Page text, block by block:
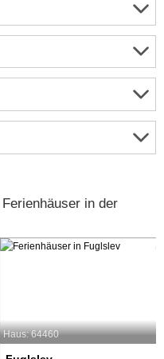
in der
Haus: 64460